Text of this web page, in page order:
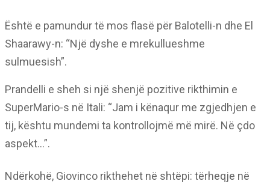
Është e pamundur të mos flasë për Balotelli-n dhe El
Shaarawy-n: “Një dyshe e mrekullueshme
sulmuesish”.
Prandelli e sheh si një shenjë pozitive rikthimin e
SuperMario-s në Itali: “Jam i kënaqur me zgjedhjen e
tij, kështu mundemi ta kontrollojmë më mirë. Në çdo
aspekt…”.
Ndërkohë, Giovinco rikthehet në shtëpi: tërheqje në